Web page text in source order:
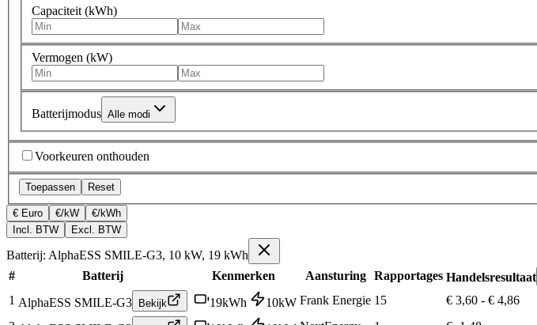
Capaciteit (kWh)
Vermogen (kW)
Batterijmodus Alle modi
Voorkeuren onthouden
Toepassen Reset
€ Euro €/kW
€/kWh
Incl. BTW
Excl. BTW
Batterij: AlphaESS SMILE-G3, 10 kW, 19 kWh
#
Batterij Kenmerken Aansturing Rapportages Handelsresultaat
1 AlphaESS SMILE-G3 Bekijk 19kWh 10kW Frank Energie 15 € 3,60 - € 4,86